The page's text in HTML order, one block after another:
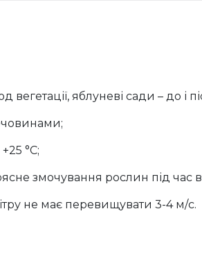
яблуневі сади – до і
°С;
змочування рослин під час
не має перевищувати 3-4 м/с.